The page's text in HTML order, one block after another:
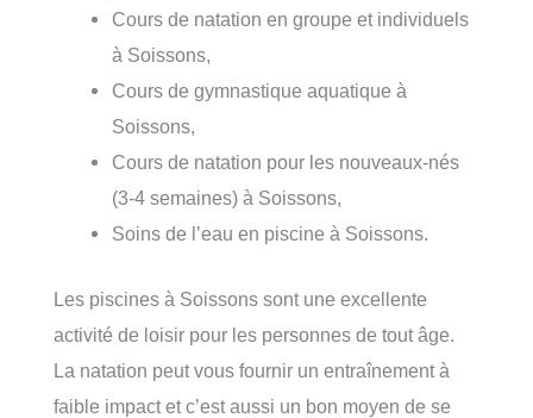
Cours de natation en groupe et individuels
à Soissons,
Cours de gymnastique aquatique à
Soissons,
Cours de natation pour les nouveaux-nés
(3-4 semaines) à Soissons,
Soins de l’eau en piscine à Soissons.
Les piscines à Soissons sont une excellente
activité de loisir pour les personnes de tout âge.
La natation peut vous fournir un entraînement à
faible impact et c’est aussi un bon moyen de se